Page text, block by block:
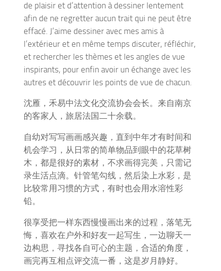
de plaisir et d’attention à dessiner lentement
afin de ne regretter aucun trait qui ne peut être
effacé. J’aime dessiner avec mes amis à
l’extérieur et en même temps discuter, réfléchir,
et rechercher les thèmes et les angles de vue
inspirants, pour enfin avoir un échange avec les
autres et découvrir les points de vue de chacun.
沈雁，禾易中法文化交流协会会长。来自南京
的客家人，旅居法国二十余载。
自幼对写写画画感兴趣，直到中年才有时间和
机会学习，从日常的简单物品到眼中的花草树
木，都是很好的素材，不求画得完美，只需记
录生活点滴。针管笔勾线，然后染上水彩，是
比较常用习惯的方式，有时也会用水溶性彩
铅。
很享受把一样东西慢慢画出来的过程，落笔无
悔，喜欢在户外和好友一起写生，一边聊天一
边构思，寻找各自可心的主题，合适的角度，
画完再互相点评交流一番，这是岁月静好。